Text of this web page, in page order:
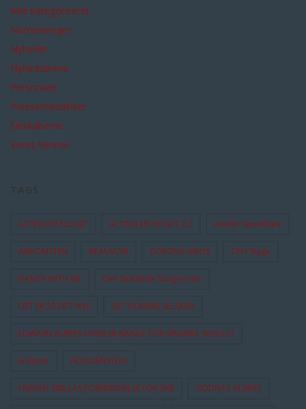
Ikke kategoriseret
Nomineringer
Nyheder
Nyhedsbreve
Personalet
Pressemeddelser
Selskaberne
Vores Venner
ALTING ER NOGET ALTING ER NOGET 2.0 Anette Støvelbæk
ANKOMSTEN BEAUVOIR CORONA-VIRUS CPH Stage
DANCE WITH ME Den Skaldede Sangerinde
DET ER SÅ DET NYE DET FILMISKE SELSKAB
EDWARD ALBEES HVEM ER BANGE FOR VIRGINIA WOOLF?
Enetime FRANKENSTEIN
FRØKEN SMILLAS FORNEMMELSE FOR SNE GODNAT ALBERT